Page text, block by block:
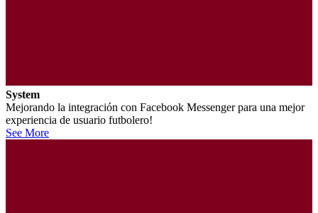
System
Mejorando la integración con Facebook Messenger para una mejor
experiencia de usuario futbolero!
See More